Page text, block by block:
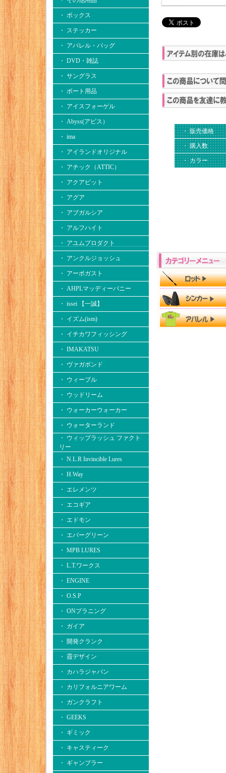
・ ボックス
・ ステッカー
・ アパレル・バッグ
・ DVD・雑誌
・ サングラス
・ ボート用品
・ アイスフォーゲル
・ Abyss(アビス）
・ ima
・ アイランドオリジナル
・ アチック（ATTIC）
・ アクアビット
・ アグア
・ アブガルシア
・ アルフハイト
・ アユムプロダクト
・ アンクルジョッシュ
・ アーボガスト
・ AHPLマッディーバニー
・ issei 【一誠】
・ イズム(ism)
・ イチカワフィッシング
・ IMAKATSU
・ ヴァガボンド
・ ウィーブル
・ ウッドリーム
・ ウォーカーウォーカー
・ ウォーターランド
・ ウィップラッシュ ファクト
リー
・ N.L.R Invincible Lures
・ H.Way
・ エレメンツ
・ エコギア
・ エドモン
・ エバーグリーン
・ MPB LURES
・ L.T.ワークス
・ ENGINE
・ O.S.P
・ ONプラニング
・ ガイア
・ 開発クランク
・ 霞デザイン
・ カハラジャパン
・ カリフォルニアワーム
・ ガンクラフト
・ GEEKS
・ ギミック
・ キャスティーク
・ ギャンブラー
・ 販売価格
・ 購入数
・ カラー